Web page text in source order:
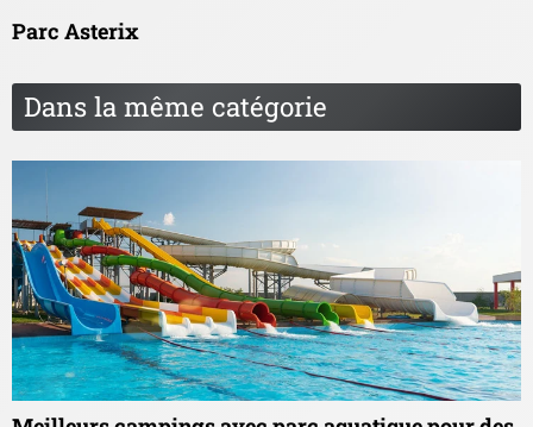
Parc Asterix
Dans la même catégorie